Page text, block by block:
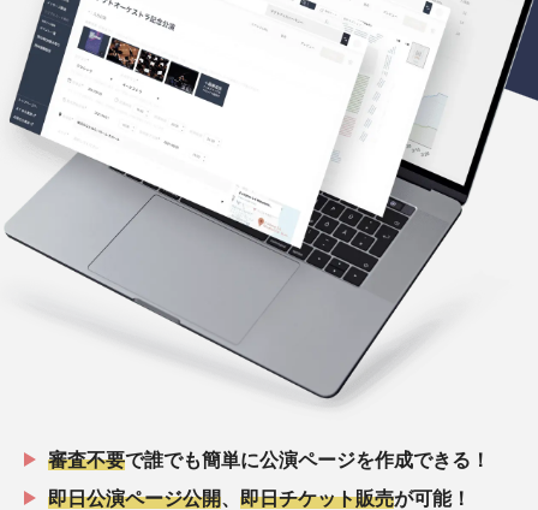
審査不要で誰でも簡単に公演ページを作成できる！
即日公演ページ公開
即日チケット販売が可能！